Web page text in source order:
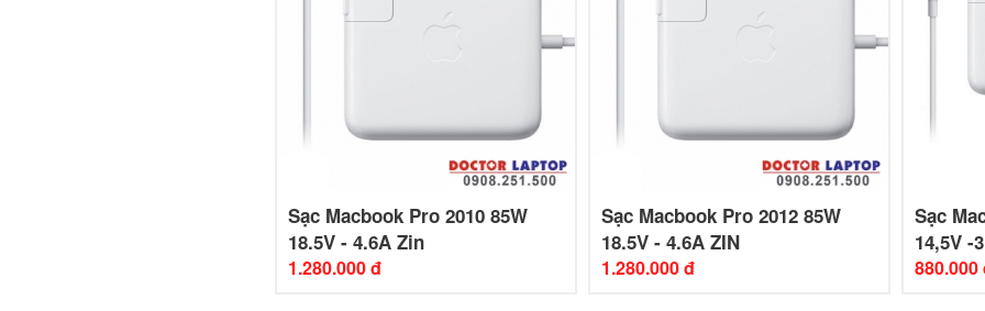
Sạc Macbook Pro 2010 85W
18.5V - 4.6A Zin
1.280.000 đ
Sạc Macbook Pro 2012 85W
18.5V - 4.6A ZIN
1.280.000 đ
Sạc
14,5V -
880.000